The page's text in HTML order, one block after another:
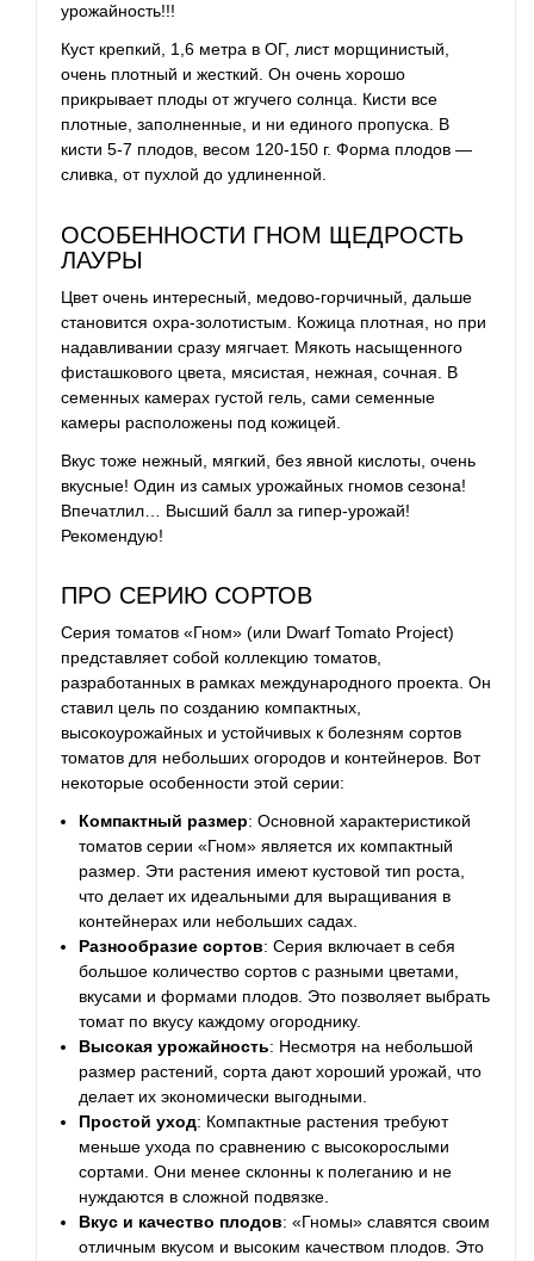
урожайность!!!
Куст крепкий, 1,6 метра в ОГ, лист морщинистый,
очень плотный и жесткий. Он очень хорошо
прикрывает плоды от жгучего солнца. Кисти все
плотные, заполненные, и ни единого пропуска. В
кисти 5-7 плодов, весом 120-150 г. Форма плодов —
сливка, от пухлой до удлиненной.
ОСОБЕННОСТИ ГНОМ ЩЕДРОСТЬ
ЛАУРЫ
Цвет очень интересный, медово-горчичный, дальше
становится охра-золотистым. Кожица плотная, но при
надавливании сразу мягчает. Мякоть насыщенного
фисташкового цвета, мясистая, нежная, сочная. В
семенных камерах густой гель, сами семенные
камеры расположены под кожицей.
Вкус тоже нежный, мягкий, без явной кислоты, очень
вкусные! Один из самых урожайных гномов сезона!
Впечатлил… Высший балл за гипер-урожай!
Рекомендую!
ПРО СЕРИЮ СОРТОВ
Серия томатов «Гном» (или Dwarf Tomato Project)
представляет собой коллекцию томатов,
разработанных в рамках международного проекта. Он
ставил цель по созданию компактных,
высокоурожайных и устойчивых к болезням сортов
томатов для небольших огородов и контейнеров. Вот
некоторые особенности этой серии:
Компактный размер: Основной характеристикой
томатов серии «Гном» является их компактный
размер. Эти растения имеют кустовой тип роста,
что делает их идеальными для выращивания в
контейнерах или небольших садах.
Разнообразие сортов: Серия включает в себя
большое количество сортов с разными цветами,
вкусами и формами плодов. Это позволяет выбрать
томат по вкусу каждому огороднику.
Высокая урожайность: Несмотря на небольшой
размер растений, сорта дают хороший урожай, что
делает их экономически выгодными.
Простой уход: Компактные растения требуют
меньше ухода по сравнению с высокорослыми
сортами. Они менее склонны к полеганию и не
нуждаются в сложной подвязке.
Вкус и качество плодов: «Гномы» славятся своим
отличным вкусом и высоким качеством плодов. Это